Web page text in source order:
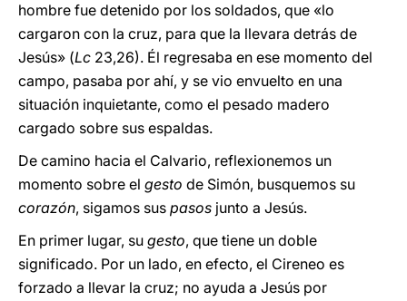
hombre fue detenido por los soldados, que «lo
cargaron con la cruz, para que la llevara detrás de
Jesús» (Lc 23,26). Él regresaba en ese momento del
campo, pasaba por ahí, y se vio envuelto en una
situación inquietante, como el pesado madero
cargado sobre sus espaldas.
De camino hacia el Calvario, reflexionemos un
momento sobre el gesto de Simón, busquemos su
corazón, sigamos sus pasos junto a Jesús.
En primer lugar, su gesto, que tiene un doble
significado. Por un lado, en efecto, el Cireneo es
forzado a llevar la cruz; no ayuda a Jesús por